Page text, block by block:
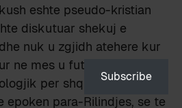
eshte pseudo-kristian
diskutuar shekuj e
nuk u zgjidh atehere kur
ne mes u fut shqiptaria kjo
per shqiptaret.
epoken para-Rilindjes, se te
Subscribe